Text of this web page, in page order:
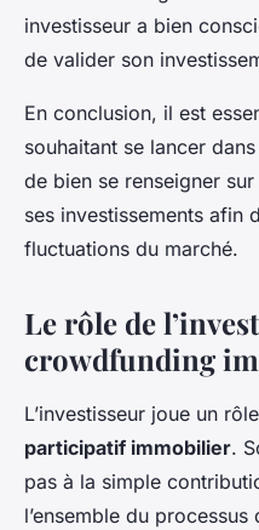
investisseur a bien
de valider son
En conclusion, il est
souhaitant se lancer
de bien se renseigner
ses investissements afin
fluctuations du marché.
Le rôle de
crowdfunding
L’investisseur joue un
participatif immobilier.
pas à la simple
l’ensemble du